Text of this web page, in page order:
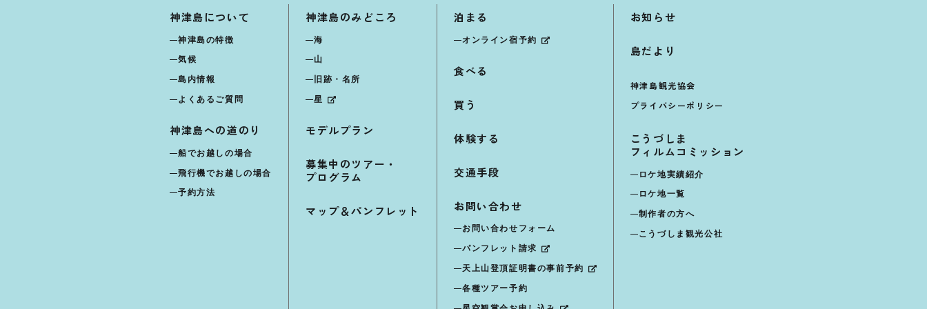
神津島について
神津島の特徴
気候
島内情報
よくあるご質問
神津島への道のり
船でお越しの場合
飛行機でお越しの場合
予約方法
神津島のみどころ
海
山
旧跡・名所
星
モデルプラン
募集中のツアー・
プログラム
マップ＆パンフレット
泊まる
オンライン宿予約
食べる
買う
体験する
交通手段
お問い合わせ
お問い合わせフォーム
パンフレット請求
天上山登頂証明書の事前予約
各種ツアー予約
お知らせ
島だより
神津島観光協会
プライバシーポリシー
こうづしま
フィルムコミッション
ロケ地実績紹介
ロケ地一覧
制作者の方へ
こうづしま観光公社